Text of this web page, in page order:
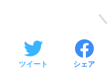
ツイート シェア